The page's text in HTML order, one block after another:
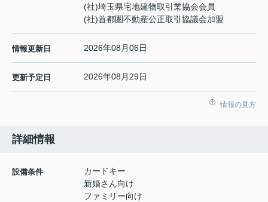
(社)埼玉県宅地建物取引業協会会員
(社)首都圏不動産公正取引協議会加盟
情報更新日 2026年08月06日
更新予定日 2026年08月29日
情報の見方
詳細情報
設備条件
カードキー
新婚さん向け
ファミリー向け